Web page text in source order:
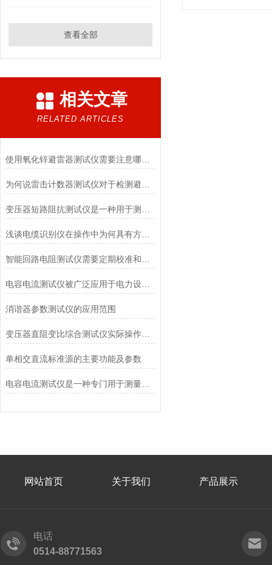
查看全部
相关文章
RELATED ARTICLES
使用氧化锌避雷器测试仪需要注意哪些事项
浅谈电缆识别仪在操作中为何具有方向性？
电容电流测试仪被广泛应用于电力设备的检测和维护
消谐器参数测试仪的应用范围
变压器直阻变比综合测试仪实际操作中有哪些优点
单相交直流标准源的主要功能及参数
电容电流测试仪是一种专门用于测量交流电容电流的仪器
网站首页 关于我们 产品展示
电话
0514-88771563